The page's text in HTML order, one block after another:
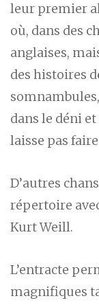
leur premier
où, dans des
anglaises,
des histoires
dans le déni
laisse pas
D’autres
répertoire
Kurt Weill.
L’entracte
magnifiques